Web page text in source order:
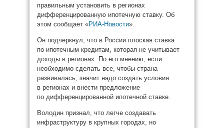
правильным установить в регионах
дифференцированную ипотечную ставку. Об
этом сообщает «РИА-Новости».
Он подчеркнул, что в России плоская ставка
по ипотечным кредитам, которая не учитывает
доходы в регионах. По его мнению, если
необходимо сделать все, чтобы страна
развивалась, значит надо создать условия
в регионах и внести предложение
по дифференцированной ипотечной ставке.
Володин признал, что легче создавать
инфраструктуру в крупных городах, но